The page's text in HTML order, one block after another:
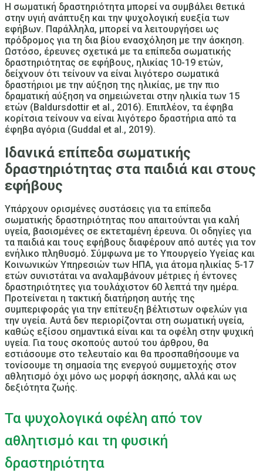
Η σωματική δραστηριότητα μπορεί να συμβάλει θετικά
στην υγιή ανάπτυξη και την ψυχολογική ευεξία των
εφήβων. Παράλληλα, μπορεί να λειτουργήσει ως
πρόδρομος για τη δια βίου ενασχόληση με την άσκηση.
Ωστόσο, έρευνες σχετικά με τα επίπεδα σωματικής
δραστηριότητας σε εφήβους, ηλικίας 10-19 ετών,
δείχνουν ότι τείνουν να είναι λιγότερο σωματικά
δραστήριοι με την αύξηση της ηλικίας, με την πιο
δραματική αύξηση να σημειώνεται στην ηλικία των 15
ετών (Baldursdottir et al., 2016). Επιπλέον, τα έφηβα
κορίτσια τείνουν να είναι λιγότερο δραστήρια από τα
έφηβα αγόρια (Guddal et al., 2019).
Ιδανικά επίπεδα σωματικής
δραστηριότητας στα παιδιά και στους
εφήβους
Υπάρχουν ορισμένες συστάσεις για τα επίπεδα
σωματικής δραστηριότητας που απαιτούνται για καλή
υγεία, βασισμένες σε εκτεταμένη έρευνα. Οι οδηγίες για
τα παιδιά και τους εφήβους διαφέρουν από αυτές για τον
ενήλικο πληθυσμό. Σύμφωνα με το Υπουργείο Υγείας και
Κοινωνικών Υπηρεσιών των ΗΠΑ, για άτομα ηλικίας 5-17
ετών συνιστάται να αναλαμβάνουν μέτριες ή έντονες
δραστηριότητες για τουλάχιστον 60 λεπτά την ημέρα.
Προτείνεται η τακτική διατήρηση αυτής της
συμπεριφοράς για την επίτευξη βέλτιστων οφελών για
την υγεία. Αυτά δεν περιορίζονται στη σωματική υγεία,
καθώς εξίσου σημαντικά είναι και τα οφέλη στην ψυχική
υγεία. Για τους σκοπούς αυτού του άρθρου, θα
εστιάσουμε στο τελευταίο και θα προσπαθήσουμε να
τονίσουμε τη σημασία της ενεργού συμμετοχής στον
αθλητισμό όχι μόνο ως μορφή άσκησης, αλλά και ως
δεξιότητα ζωής.
Τα ψυχολογικά οφέλη από τον
αθλητισμό και τη φυσική
δραστηριότητα